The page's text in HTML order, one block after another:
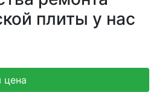
плиты у нас
цена